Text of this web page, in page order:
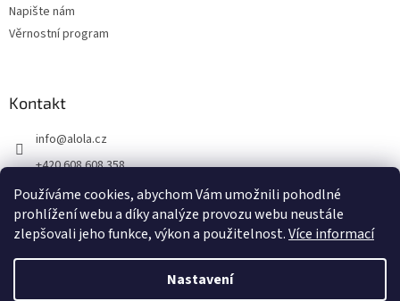
Používáme cookies, abychom Vám umožnili pohodlné
prohlížení webu a díky analýze provozu webu neustále
zlepšovali jeho funkce, výkon a použitelnost.Více informací
Nastavení
Napište nám
Věrnostní program
Kontakt
info@alola.cz
+420 608 608 358
https://www.facebook.com/alolaCZ
alola.cz/
Vytvořil Shoptet